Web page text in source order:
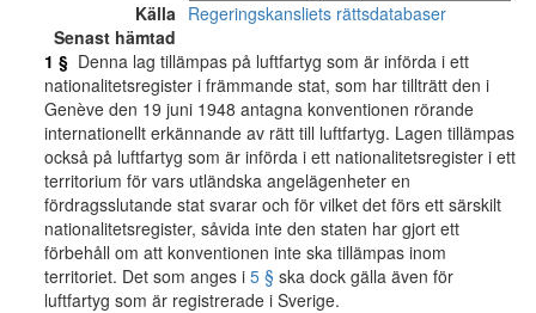
Källa Regeringskansliets rättsdatabaser
Senast hämtad
1 § Denna lag tillämpas på luftfartyg som är införda i ett
nationalitetsregister i främmande stat, som har tillträtt den i
Genève den 19 juni 1948 antagna konventionen rörande
internationellt erkännande av rätt till luftfartyg. Lagen tillämpas
också på luftfartyg som är införda i ett nationalitetsregister i ett
territorium för vars utländska angelägenheter en
fördragsslutande stat svarar och för vilket det förs ett särskilt
nationalitetsregister, såvida inte den staten har gjort ett
förbehåll om att konventionen inte ska tillämpas inom
territoriet. Det som anges i 5 § ska dock gälla även för
luftfartyg som är registrerade i Sverige.